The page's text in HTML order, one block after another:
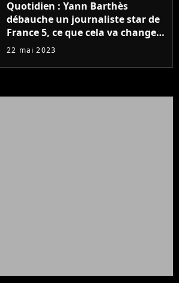
Quotidien : Yann Barthès
débauche un journaliste star de
France 5, ce que cela va changer
à la rentrée
22 mai 2023